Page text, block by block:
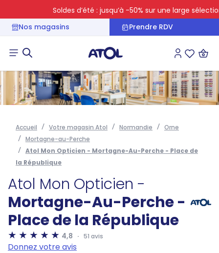
Soldes d’été : jusqu’à -50% sur une large sélection
Nos magasins
Prendre RDV
Connexion
Accueil Votre magasin Atol Normandie
Orne
Mortagne-au-Perche
Atol Mon Opticien - Mortagne-Au-Perche - Place de
la République
Atol Mon Opticien -
Mortagne-Au-Perche -
Place de la République
4,8 51 avis
Donnez votre avis